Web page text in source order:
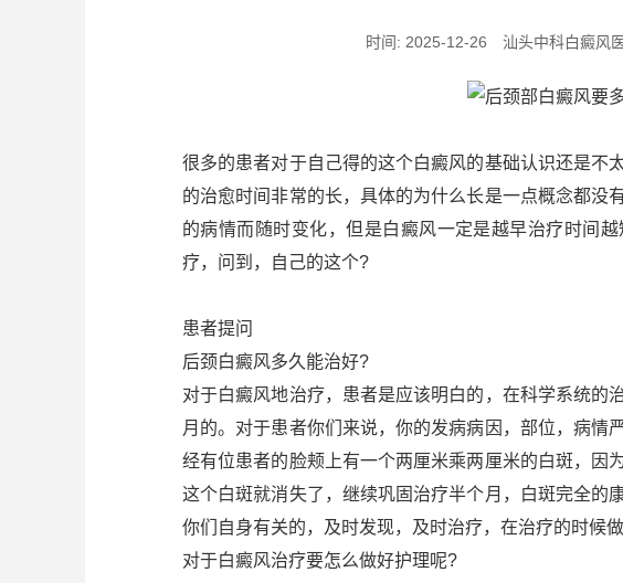
时间: 2025-12-26 汕头中科白癜风
很多的患者对于自己得的这个白癜风的基础认识还是不
的治愈时间非常的长，具体的为什么长是一点概念都没
的病情而随时变化，但是白癜风一定是越早治疗时间
疗，问到，自己的这个?
患者提问
后颈白癜风多久能治好?
对于白癜风地治疗，患者是应该明白的，在科学系统的
月的。对于患者你们来说，你的发病病因，部位，病情
经有位患者的脸颊上有一个两厘米乘两厘米的白斑，因
这个白斑就消失了，继续巩固治疗半个月，白斑完全的
你们自身有关的，及时发现，及时治疗，在治疗的时候
对于白癜风治疗要怎么做好护理呢?